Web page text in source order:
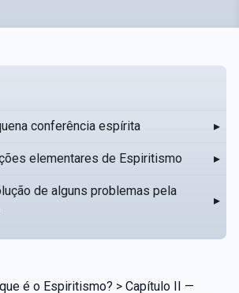
conferência espírita ▸
elementares de Espiritismo ▸
de alguns problemas pela
▸
é o Espiritismo? > Capítulo II —